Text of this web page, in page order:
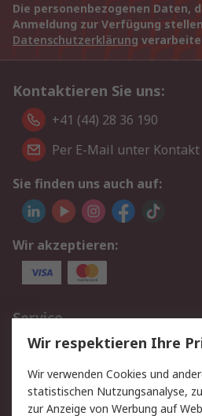
Die personenbezogenen Daten,
Anmeldung zur Verfügung
Datenschutzerklärung
Kontaktieren Sie uns:
+41 (44) 28 36 190
Per E-Mail unter Kontakt
Sie finden uns auch auf:
Wir akzeptieren:
Service
Value Added Services
Rücksendungen
Hilfe
Wir respektieren Ihre
Wir verwenden Cookies und
statistischen Nutzungsanalyse,
zur Anzeige von Werbung auf